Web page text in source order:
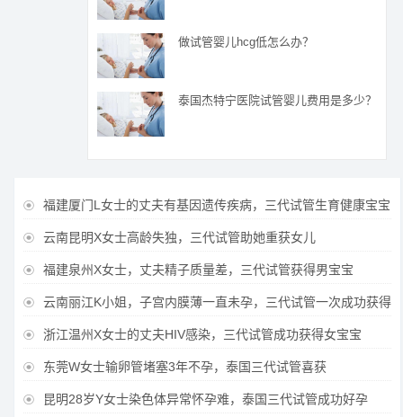
做试管婴儿hcg低怎么办？
泰国杰特宁医院试管婴儿费用是多少？
 福建厦门L女士的丈夫有基因遗传疾病，三代试管生育健康宝宝
 云南昆明X女士高龄失独，三代试管助她重获女儿
 福建泉州X女士，丈夫精子质量差，三代试管获得男宝宝
 云南丽江K小姐，子宫内膜薄一直未孕，三代试管一次成功获得
 浙江温州X女士的丈夫HIV感染，三代试管成功获得女宝宝
 东莞W女士输卵管堵塞3年不孕，泰国三代试管喜获
 昆明28岁Y女士染色体异常怀孕难，泰国三代试管成功好孕